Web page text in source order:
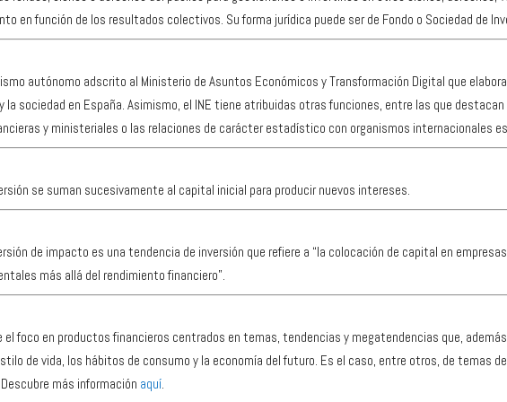
en función de los resultados colectivos. Su forma jurídica puede ser de Fondo o Sociedad de
autónomo adscrito al Ministerio de Asuntos Económicos y Transformación Digital que
la sociedad en España. Asimismo, el INE tiene atribuidas otras funciones, entre las que
y ministeriales o las relaciones de carácter estadístico con organismos internacionales
se suman sucesivamente al capital inicial para producir nuevos intereses.
de impacto es una tendencia de inversión que refiere a “la colocación de capital en
más allá del rendimiento financiero”.
foco en productos financieros centrados en temas, tendencias y megatendencias que,
de vida, los hábitos de consumo y la economía del futuro. Es el caso, entre otros, de temas
más información aquí.